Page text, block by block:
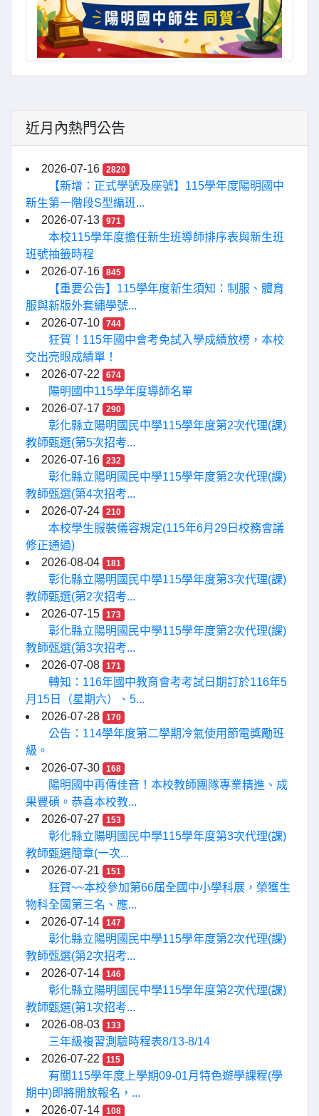
近月內熱門公告
2026-07-16 2820
【新增：正式學號及座號】115學年度陽明國中
新生第一階段S型編班...
2026-07-13
971
本校115學年度擔任新生班導師排序表與新生班
班號抽籤時程
2026-07-16
845
【重要公告】115學年度新生須知：制服、體育
服與新版外套繡學號...
2026-07-10
744
狂賀！115年國中會考免試入學成績放榜，本校
交出亮眼成績單！
2026-07-22
674
陽明國中115學年度導師名單
2026-07-17
290
彰化縣立陽明國民中學115學年度第2次代理(課)
教師甄選(第5次招考...
2026-07-16
232
彰化縣立陽明國民中學115學年度第2次代理(課)
教師甄選(第4次招考...
2026-07-24
210
本校學生服裝儀容規定(115年6月29日校務會議
修正通過)
2026-08-04
181
彰化縣立陽明國民中學115學年度第3次代理(課)
教師甄選(第2次招考...
2026-07-15
173
彰化縣立陽明國民中學115學年度第2次代理(課)
教師甄選(第3次招考...
2026-07-08
171
轉知：116年國中教育會考考試日期訂於116年5
月15日（星期六）、5...
2026-07-28
170
公告：114學年度第二學期冷氣使用節電獎勵班
級。
2026-07-30
168
陽明國中再傳佳音！本校教師團隊專業精進、成
果豐碩。恭喜本校教...
2026-07-27
153
彰化縣立陽明國民中學115學年度第3次代理(課)
教師甄選簡章(一次...
2026-07-21
151
狂賀~~本校參加第66屆全國中小學科展，榮獲生
物科全國第三名、應...
2026-07-14
147
彰化縣立陽明國民中學115學年度第2次代理(課)
教師甄選(第2次招考...
2026-07-14
146
彰化縣立陽明國民中學115學年度第2次代理(課)
教師甄選(第1次招考...
2026-08-03
133
三年級複習測驗時程表8/13-8/14
2026-07-22
115
有關115學年度上學期09-01月特色遊學課程(學
期中)即將開放報名，...
2026-07-14
108